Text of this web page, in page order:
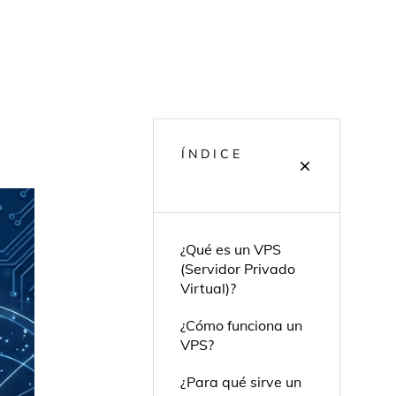
ÍNDICE
¿Qué es un VPS
(Servidor Privado
Virtual)?
¿Cómo funciona un
VPS?
¿Para qué sirve un